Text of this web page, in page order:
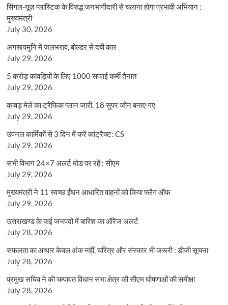
सिंगल-यूज़ प्लास्टिक के विरुद्ध जनभागीदारी से चलाना होगा प्रभावी अभियान :
मुख्यमंत्री
July 30, 2026
अगस्त्यमुनि में जलभराव, बोल्डर से दबी कार
July 29, 2026
5 करोड़ कांवड़ियों के लिए 1000 सफाई कर्मी तैनात
July 29, 2026
कांवड़ मेले का ट्रैफिक प्लान जारी, 18 सुपर जोन बनाए गए
July 29, 2026
उपनल कार्मिकों से 3 दिन में करें कांट्रैक्ट: CS
July 29, 2026
सभी विभाग 24×7 अलर्ट मोड पर रहें : सीएम
July 29, 2026
मुख्यमंत्री ने 11 स्वच्छ ईंधन आधारित वाहनों को किया फ्लैग ऑफ
July 29, 2026
उत्तराखण्ड के कई जनपदों में बारिश का ऑरेंज अलर्ट
July 28, 2026
सफलता का आधार केवल अंक नहीं, चरित्र और संस्कार भी जरूरी : डीजी सूचना
July 28, 2026
प्रमुख सचिव ने की चम्पावत विधान सभा क्षेत्र की सीएम घोषणाओं की समीक्षा
July 28, 2026